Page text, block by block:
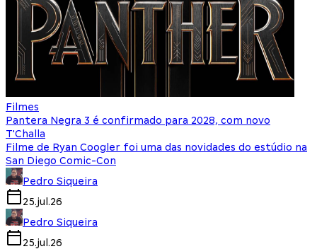
Filmes
Pantera Negra 3 é confirmado para 2028, com novo
T'Challa
Filme de Ryan Coogler foi uma das novidades do estúdio na
San Diego Comic-Con
Pedro Siqueira
25.jul.26
Pedro Siqueira
25.jul.26